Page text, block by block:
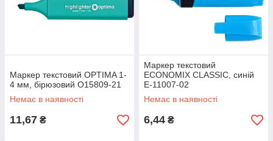
Маркер текстовий OPTIMA 1-
4 мм, бірюзовий O15809-21
Немає в наявності
11,67 ₴
Маркер текстовий
ECONOMIX CLASSIC, синій
Е-11007-02
Немає в наявності
6,44 ₴